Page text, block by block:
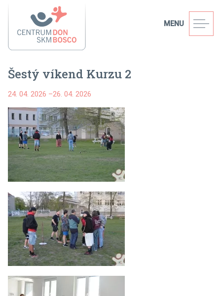
MENU
Šestý víkend Kurzu 2
24. 04. 2026 –26. 04. 2026